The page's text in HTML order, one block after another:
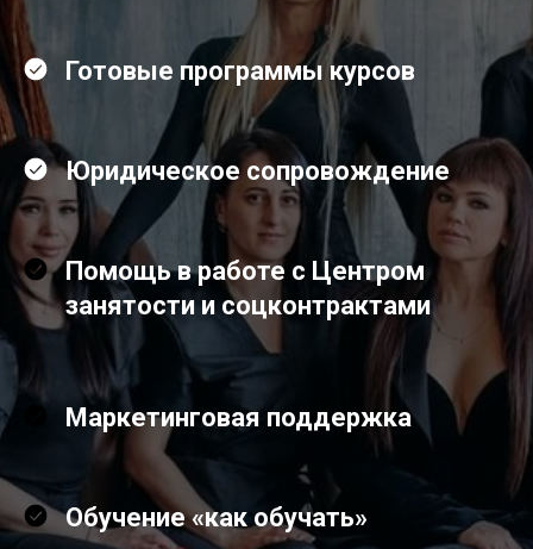
Готовые программы курсов
Юридическое сопровождение
Помощь в работе с Центром
занятости и соцконтрактами
Маркетинговая поддержка
Обучение «как обучать»